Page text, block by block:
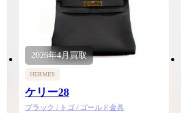
2026年4月買取
HERMES
ケリー28
ブラック / トゴ / ゴールド金具